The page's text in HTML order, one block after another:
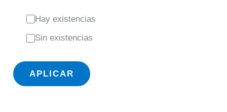
E
s
d
Hay existencias
Sin existencias
APLICAR